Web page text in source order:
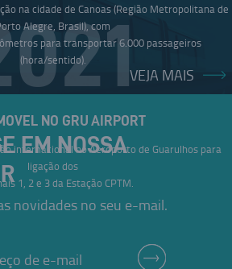
na cidade de Canoas (Região Metropolitana de
Alegre, Brasil), com
para transportar 6.000 passageiros
(hora/sentido).
NO GRU AIRPORT
internacional no Aeroporto de Guarulhos para
ligação dos
1, 2 e 3 da Estação CPTM.
VEJA MAIS
EM NOSSA
novidades no seu e-mail.